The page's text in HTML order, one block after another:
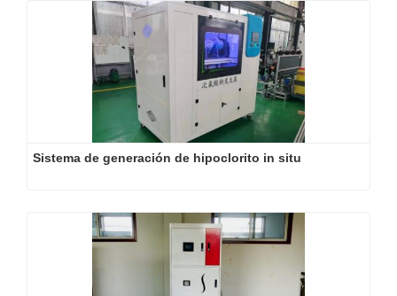
Sistema de generación de hipoclorito in situ